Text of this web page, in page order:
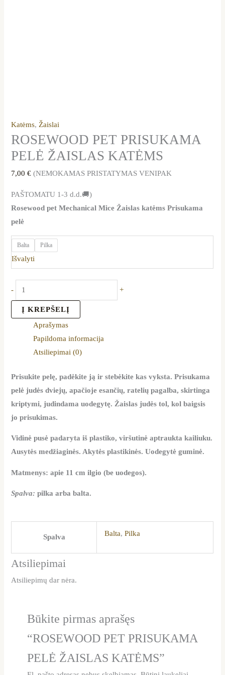
Katėms,Žaislai
ROSEWOOD PET PRISUKAMA
PELĖ ŽAISLAS KATĖMS
7,00€ (NEMOKAMAS PRISTATYMAS VENIPAK
PAŠTOMATU 1-3 d.d.🚚)
Rosewood pet Mechanical Mice Žaislas katėms Prisukama
pelė
Balta Pilka
Išvalyti
- +
Į KREPŠELĮ
Aprašymas
Papildoma informacija
Atsiliepimai (0)
Prisukite pelę, padėkite ją ir stebėkite kas vyksta. Prisukama
pelė judės dviejų, apačioje esančių, ratelių pagalba, skirtinga
kriptymi, judindama uodegytę. Žaislas judės tol, kol baigsis
jo prisukimas.
Vidinė pusė padaryta iš plastiko, viršutinė aptraukta kailiuku.
Ausytės medžiaginės. Akytės plastikinės. Uodegytė guminė.
Matmenys: apie 11 cm ilgio (be uodegos).
Spalva: pilka arba balta.
Spalva Balta,Pilka
Atsiliepimai
Atsiliepimų dar nėra.
Būkite pirmas aprašęs
“ROSEWOOD PET PRISUKAMA
PELĖ ŽAISLAS KATĖMS”